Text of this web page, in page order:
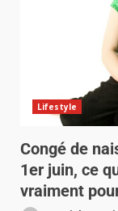
Lifestyle
Congé de
1er juin, ce
vraiment